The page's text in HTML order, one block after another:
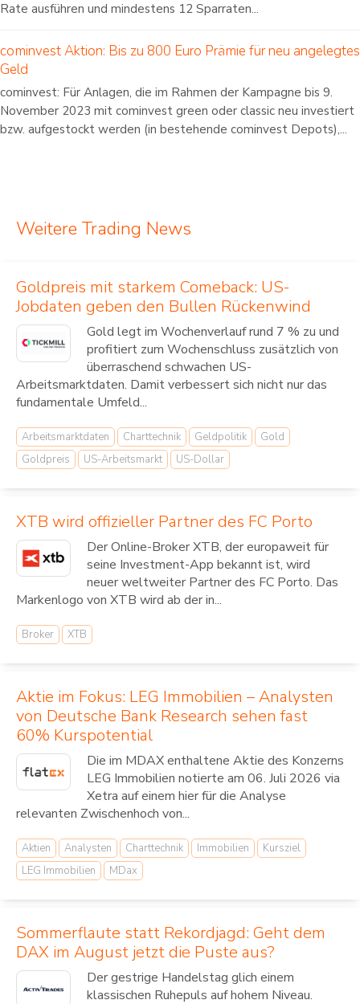
Rate ausführen und mindestens 12 Sparraten...
cominvest Aktion: Bis zu 800 Euro Prämie für neu angelegtes
Geld
cominvest: Für Anlagen, die im Rahmen der Kampagne bis 9.
November 2023 mit cominvest green oder classic neu investiert
bzw. aufgestockt werden (in bestehende cominvest Depots),...
Weitere Trading News
Goldpreis mit starkem Comeback: US-
Jobdaten geben den Bullen Rückenwind
Gold legt im Wochenverlauf rund 7 % zu und
profitiert zum Wochenschluss zusätzlich von
überraschend schwachen US-
Arbeitsmarktdaten. Damit verbessert sich nicht nur das
fundamentale Umfeld...
Arbeitsmarktdaten Charttechnik Geldpolitik
Gold
Goldpreis
US-Arbeitsmarkt US-Dollar
XTB wird offizieller Partner des FC Porto
Der Online-Broker XTB, der europaweit für
seine Investment-App bekannt ist, wird
neuer weltweiter Partner des FC Porto. Das
Markenlogo von XTB wird ab der in...
Broker XTB
Aktie im Fokus: LEG Immobilien – Analysten
von Deutsche Bank Research sehen fast
60% Kurspotential
Die im MDAX enthaltene Aktie des Konzerns
LEG Immobilien notierte am 06. Juli 2026 via
Xetra auf einem hier für die Analyse
relevanten Zwischenhoch von...
Aktien Analysten Charttechnik Immobilien
Kursziel
LEG Immobilien
MDax
Sommerflaute statt Rekordjagd: Geht dem
DAX im August jetzt die Puste aus?
Der gestrige Handelstag glich einem
klassischen Ruhepuls auf hohem Niveau.